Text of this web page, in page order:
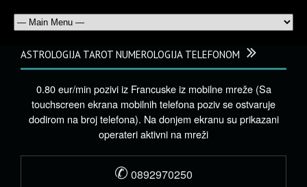
ASTROLOGIJA TAROT NUMEROLOGIJA TELEFONOM
0.80 eur/min pozivi iz Francuske iz mobilne mreže (Sa
touchscreen ekrana mobilnih telefona poziv se ostvaruje
dodirom na broj telefona). Na donjem ekranu su prikazani
operateri aktivni na mreži
✆ 0892970250